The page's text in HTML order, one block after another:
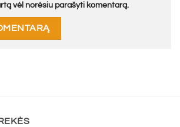
vėl norėsiu parašyti komentarą.